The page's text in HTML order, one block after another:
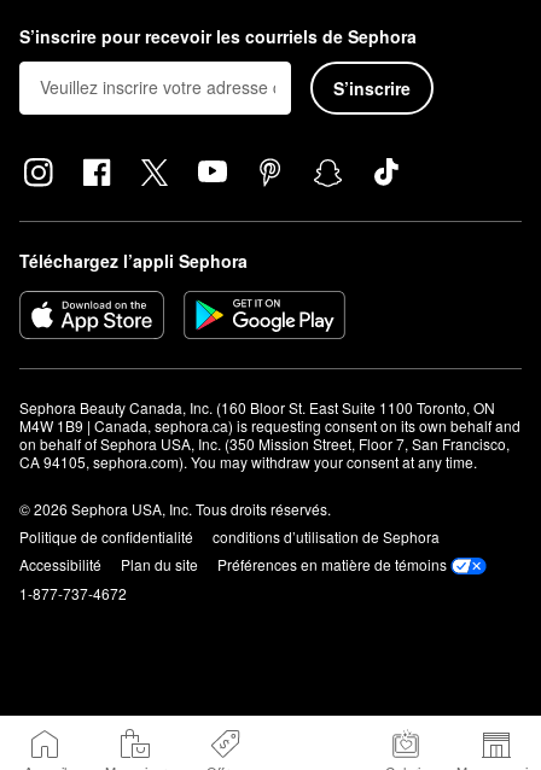
S’inscrire pour recevoir les courriels de Sephora
S’inscrire
Téléchargez l’appli Sephora
Sephora Beauty Canada, Inc. (160 Bloor St. East Suite 1100 Toronto, ON
M4W 1B9 | Canada, sephora.ca) is requesting consent on its own behalf and
on behalf of Sephora USA, Inc. (350 Mission Street, Floor 7, San Francisco,
CA 94105, sephora.com). You may withdraw your consent at any time.
© 2026 Sephora USA, Inc. Tous droits réservés.
Politique de confidentialité
conditions d’utilisation de Sephora
Accessibilité
Plan du site
Préférences en matière de témoins
1-877-737-4672